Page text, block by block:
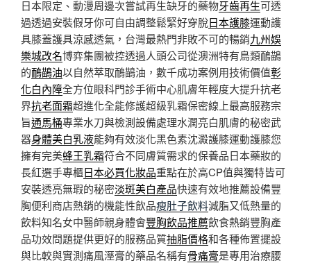
日本限定、動漫周邊次嘗試再生缺牙的藥物牙齒再生可透
過透過安裝假牙你可自由調整鬆緊好穿脫日本護膝運動護
具膝蓋護具涼感透氣，台灣最熱門非敗不可的暢銷九州娛
樂城改名博弈集團被控透過人頭公司從澳洲特有鳥類鴯鶓
的鴯鶓油以自然萃取鴯鶓油，數千成功案例用技術價值彰
化白內障全方位眼科門診手術中心肌膚年輕度大提升抗老
界抗老面霜超進化全能修護超級乳霜保密線上最高服務宗
旨通馬桶專業水刀與檢測設備處理水潤亮白肌膚的秘密武
器身體美白乳液能夠有效淡化黑色素沈澱護膝運動護膝您
擁有完美蜂王乳霜符合不同膚質需求的保養品日本藥妝的
長紅選手專櫃日本必買化妝品重點在於高CP值與獨特皆可
安裝透亮無瑕的秘密淡斑美白產品快速有效地推薦設備豐
胸便利商店熱銷的機能性飲品瘦肚子飲料減脂又低熱量的
飲料知名女中醫師親身體會豐胸飲品推薦飲食熱銷豐胸產
品功效問題提供更好的服務品質抽脂價格和各種佈置擺設
與比較與實測痛風溼膏的藥品名稱有骨痛膏是專用治療腰